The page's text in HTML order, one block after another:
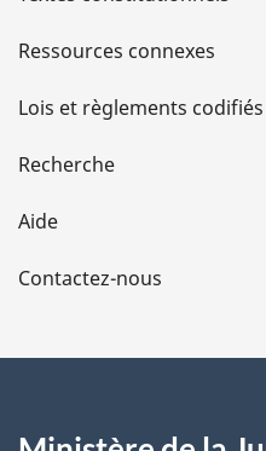
le
s
d
e
l
a
Ressources connexes
Lois et règlements codifiés
Recherche
Aide
Contactez-nous